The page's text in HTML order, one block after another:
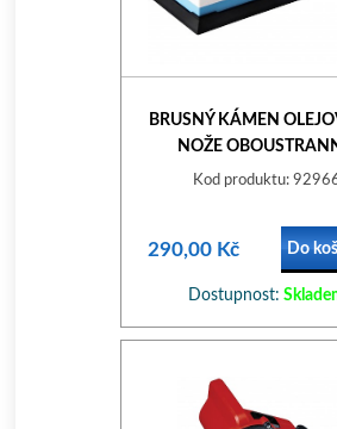
BRUSNÝ KÁMEN
NOŽE
P400/P1000
Kod produktu:
290,00 Kč Do
Dostupnost: